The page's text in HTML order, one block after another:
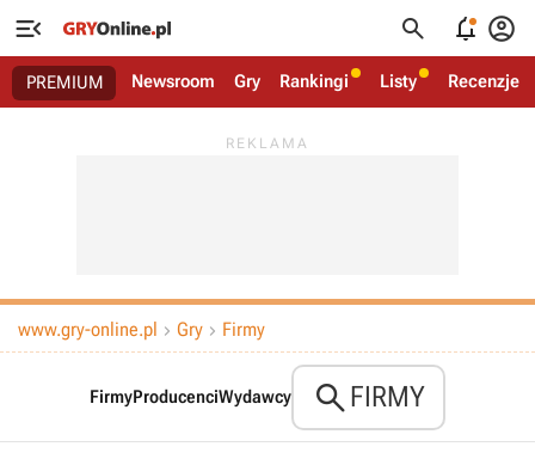
   
PREMIUM Newsroom Gry Rankingi Listy Recenzje
www.gry-online.pl  Gry  Firmy
FirmyProducenciWydawcy FIRMY